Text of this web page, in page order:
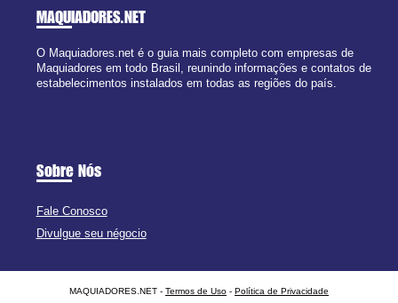
MAQUIADORES.NET
O Maquiadores.net é o guia mais completo com empresas de
Maquiadores em todo Brasil, reunindo informações e contatos de
estabelecimentos instalados em todas as regiões do país.
Sobre Nós
Fale Conosco
Divulgue seu négocio
MAQUIADORES.NET - Termos de Uso - Política de Privacidade